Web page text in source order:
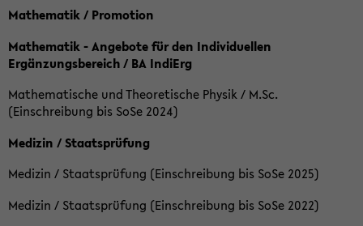
Mathematik / Promotion
Mathematik - Angebote für den Individuellen
Ergänzungsbereich / BA IndiErg
Mathematische und Theoretische Physik / M.Sc.
(Einschreibung bis SoSe 2024)
Medizin / Staatsprüfung
Medizin / Staatsprüfung (Einschreibung bis SoSe 2025)
Medizin / Staatsprüfung (Einschreibung bis SoSe 2022)